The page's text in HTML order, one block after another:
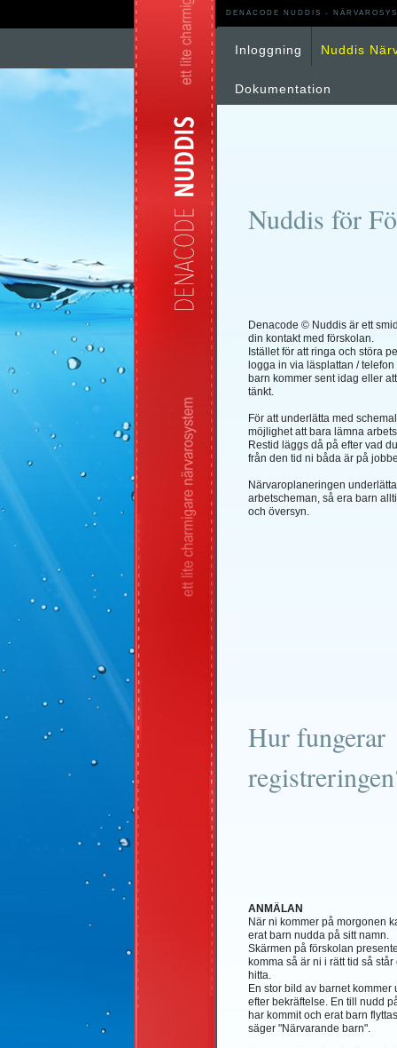
DENACODE NUDDIS -
Inloggning Nuddis
Dokumentation
Nuddis för
Denacode © Nuddis är ett
din kontakt med förskolan.
Istället för att ringa och störa
logga in via läsplattan /
barn kommer sent idag eller
tänkt.
För att underlätta med
möjlighet att bara lämna
Restid läggs då på efter vad
från den tid ni båda är på
Närvaroplaneringen
arbetscheman, så era barn
och översyn.
Hur fungerar
ANMÄLAN
När ni kommer på morgonen
erat barn nudda på sitt namn.
Skärmen på förskolan
komma så är ni i rätt tid så
hitta.
En stor bild av barnet kommer
efter bekräftelse. En till nudd
har kommit och erat barn
säger "Närvarande barn".